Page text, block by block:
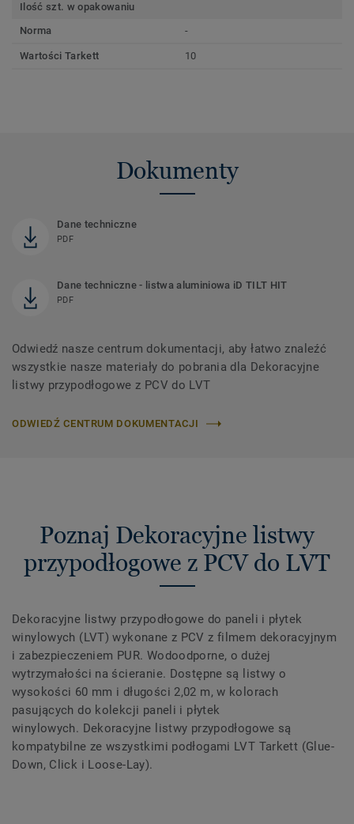
Ilość szt. w opakowaniu
Norma
-
Wartości Tarkett 10
Dokumenty
Dane techniczne
PDF
Dane techniczne - listwa aluminiowa iD TILT HIT
PDF
Odwiedź nasze centrum dokumentacji, aby łatwo znaleźć
wszystkie nasze materiały do ​​pobrania dla Dekoracyjne
listwy przypodłogowe z PCV do LVT
ODWIEDŹ CENTRUM DOKUMENTACJI
Poznaj Dekoracyjne listwy
przypodłogowe z PCV do LVT
Dekoracyjne listwy przypodłogowe do paneli i płytek
winylowych (LVT) wykonane z PCV z filmem dekoracyjnym
i zabezpieczeniem PUR. Wodoodporne, o dużej
wytrzymałości na ścieranie. Dostępne są listwy o
wysokości 60 mm i długości 2,02 m, w kolorach
pasujących do kolekcji paneli i płytek
winylowych. Dekoracyjne listwy przypodłogowe są
kompatybilne ze wszystkimi podłogami LVT Tarkett (Glue-
Down, Click i Loose-Lay).